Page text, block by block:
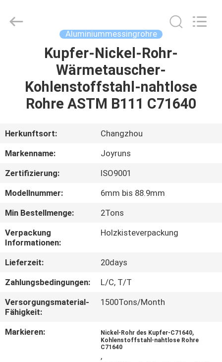
PRODUKTE
US
AUSFLUG
QUALITÄTSKONTROLLE
TRETEN
SIE
MIT
UNS
IN
VERBINDUNG
Tube
Aluminiummessingrohre
Kupfer-Nickel-Rohr-
Wärmetauscher-
Kohlenstoffstahl-nahtlose
Rohre ASTM B111 C71640
Herkunftsort:
Changzhou
Markenname:
Joyruns
Zertifizierung:
ISO9001
Modellnummer:
6mm bis 88.9mm
Min Bestellmenge:
2Tons
Verpackung
Informationen:
Holzkisteverpackung
Lieferzeit:
20days
Zahlungsbedingungen:
L/C, T/T
Versorgungsmaterial-
Fähigkeit:
1500Tons/Month
Markieren: Nickel-Rohr des Kupfer-C71640,
Kohlenstoffstahl-nahtlose Rohre
C71640
,